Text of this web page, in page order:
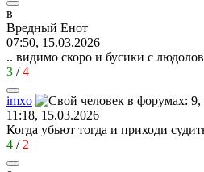
в
Вредный Енот
07:50, 15.03.2026
.. видимо скоро и бусики с
3 /4
imxo
11:18, 15.03.2026
Когда убьют тогда и приходи
4 / 2